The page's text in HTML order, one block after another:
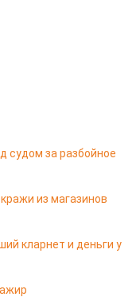
судом за разбойное
из магазинов
кларнет и деньги у